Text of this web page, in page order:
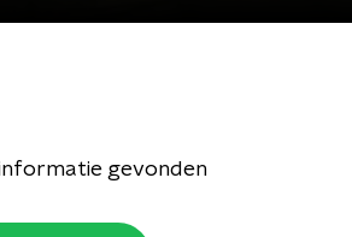
gevonden